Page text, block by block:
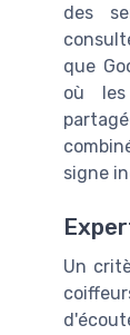
des
que
où les
signe
Un